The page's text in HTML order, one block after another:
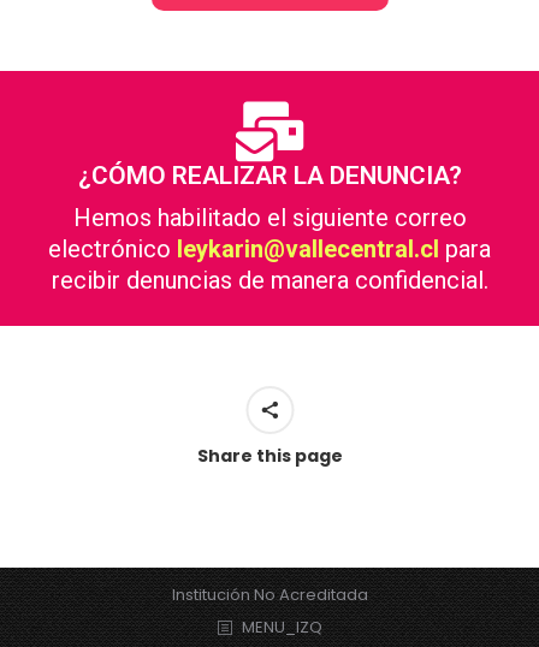
¿CÓMO REALIZAR LA DENUNCIA?
Hemos habilitado el siguiente correo
electrónico leykarin@vallecentral.cl para
recibir denuncias de manera confidencial.
Share this page
Institución No Acreditada
MENU_IZQ